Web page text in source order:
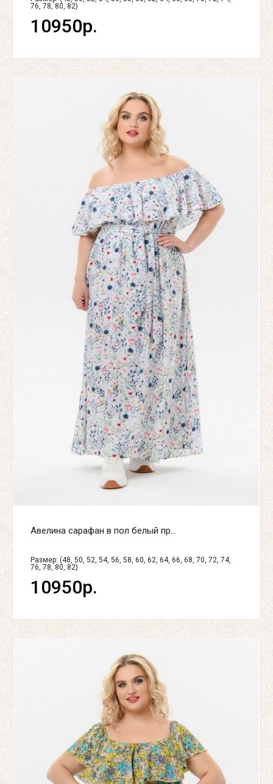
76, 78, 80, 82)
10950р.
Авелина сарафан в пол белый пр...
Размер: (48, 50, 52, 54, 56, 58, 60, 62, 64, 66, 68, 70, 72, 74,
76, 78, 80, 82)
10950р.